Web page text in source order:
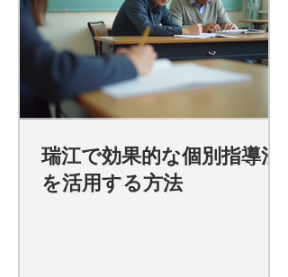
瑞江で効果的な個別指導法
を活用する方法